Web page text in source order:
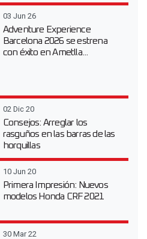
03 Jun 26
Adventure Experience
Barcelona 2026 se estrena
con éxito en Ametlla...
02 Dic 20
Consejos: Arreglar los
rasguños en las barras de las
horquillas
10 Jun 20
Primera Impresión: Nuevos
modelos Honda CRF 2021
30 Mar 22